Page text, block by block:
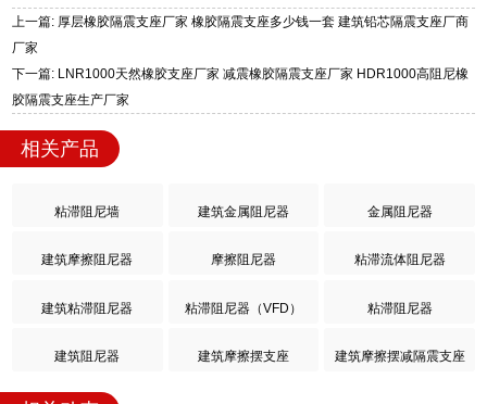
上一篇: 厚层橡胶隔震支座厂家 橡胶隔震支座多少钱一套 建筑铅芯隔震支座厂商
厂家
下一篇: LNR1000天然橡胶支座厂家 减震橡胶隔震支座厂家 HDR1000高阻尼橡
胶隔震支座生产厂家
相关产品
粘滞阻尼墙 建筑金属阻尼器 金属阻尼器
建筑摩擦阻尼器 摩擦阻尼器 粘滞流体阻尼器
建筑粘滞阻尼器 粘滞阻尼器（VFD） 粘滞阻尼器
建筑阻尼器 建筑摩擦摆支座 建筑摩擦摆减隔震支座